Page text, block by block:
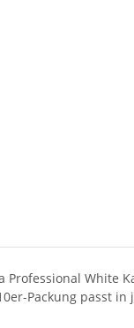
Packung passt in